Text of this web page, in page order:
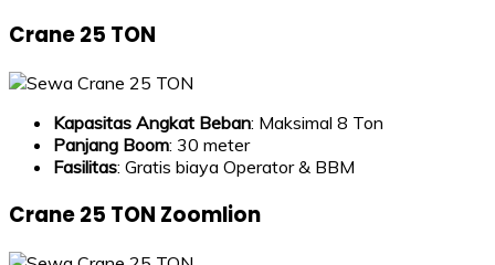
Crane 25 TON
Kapasitas Angkat Beban: Maksimal 8 Ton
Panjang Boom: 30 meter
Fasilitas: Gratis biaya Operator & BBM
Crane 25 TON Zoomlion